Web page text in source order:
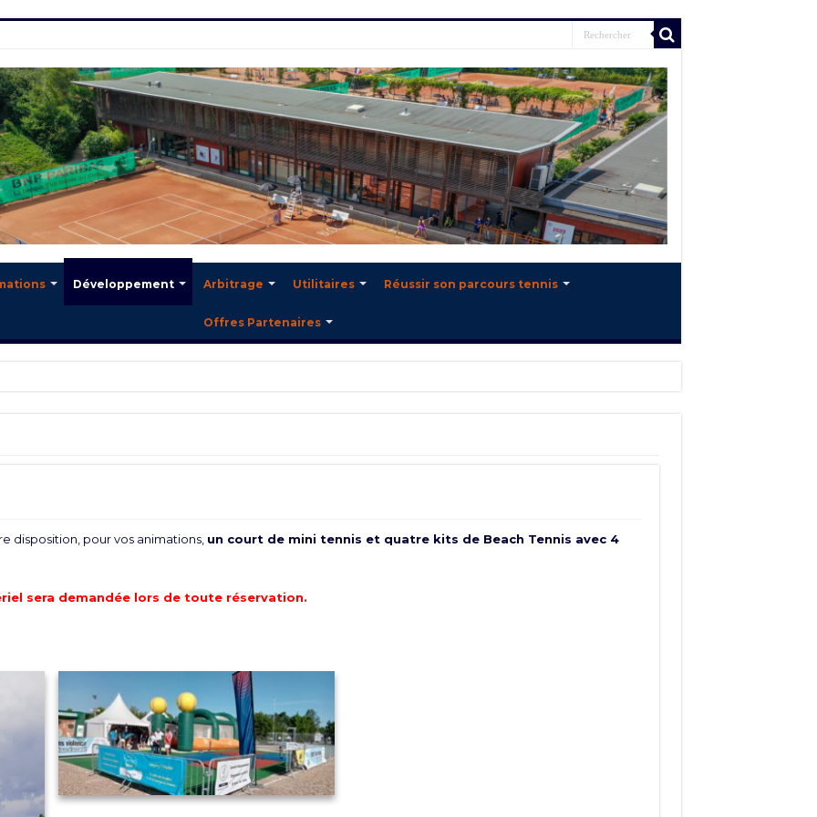
Développement Arbitrage Utilitaires Réussir son parcours tennis
Offres Partenaires
disposition, pour vos animations, un court de mini tennis et quatre kits de Beach Tennis avec 4
sera demandée lors de toute réservation.